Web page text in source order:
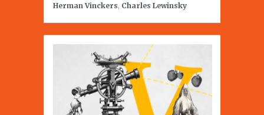
Herman Vinckers, Charles Lewinsky